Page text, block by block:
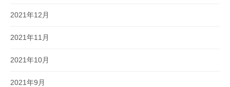
2021年12月
2021年11月
2021年10月
2021年9月